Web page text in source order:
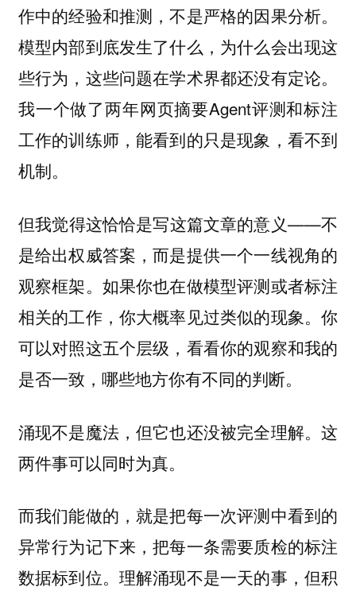
作中的经验和推测，不是严格的因果分析。
模型内部到底发生了什么，为什么会出现这
些行为，这些问题在学术界都还没有定论。
我一个做了两年网页摘要Agent评测和标注
工作的训练师，能看到的只是现象，看不到
机制。
但我觉得这恰恰是写这篇文章的意义——不
是给出权威答案，而是提供一个一线视角的
观察框架。如果你也在做模型评测或者标注
相关的工作，你大概率见过类似的现象。你
可以对照这五个层级，看看你的观察和我的
是否一致，哪些地方你有不同的判断。
涌现不是魔法，但它也还没被完全理解。这
两件事可以同时为真。
而我们能做的，就是把每一次评测中看到的
异常行为记下来，把每一条需要质检的标注
数据标到位。理解涌现不是一天的事，但积